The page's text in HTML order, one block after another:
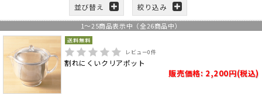
並び替え 絞り込み
1～25商品表示中（全26商品中）
レビュー0件
割れにくいクリアポット
販売価格: 2,200円(税込)